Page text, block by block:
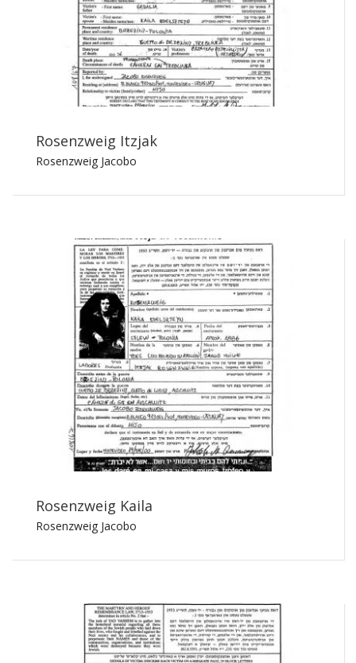
Rosenzweig Itzjak
Rosenzweig Jacobo
Rosenzweig Kaila
Rosenzweig Jacobo